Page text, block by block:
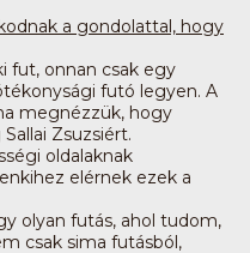
a gondolattal, hogy
fut, onnan csak egy
futó legyen. A
megnézzük, hogy
Zsuzsiért.
oldalaknak
elérnek ezek a
olyan futás, ahol tudom,
csak sima futásból,